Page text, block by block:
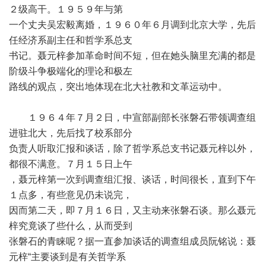
２级高干。１９５９年与第
一个丈夫吴宏毅离婚，１９６０年６月调到北京大学，先后
任经济系副主任和哲学系总支
书记。聂元梓参加革命时间不短，但在她头脑里充满的都是
阶级斗争极端化的理论和极左
路线的观点，突出地体现在北大社教和文革运动中。
１９６４年７月２日，中宣部副部长张磐石带领调查组
进驻北大，先后找了校系部分
负责人听取汇报和谈话，除了哲学系总支书记聂元梓以外，
都很不满意。７月１５日上午
，聂元梓第一次到调查组汇报、谈话，时间很长，直到下午
１点多，有些意见仍未说完，
因而第二天，即７月１６日，又主动来张磐石谈。那么聂元
梓究竟谈了些什么，从而受到
张磐石的青睐呢？据一直参加谈话的调查组成员阮铭说：聂
元梓“主要谈到是有关哲学系